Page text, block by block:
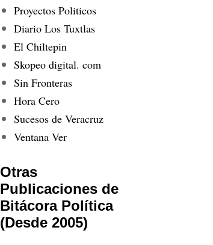
Proyectos Politicos
Diario Los Tuxtlas
El Chiltepin
Skopeo digital. com
Sin Fronteras
Hora Cero
Sucesos de Veracruz
Ventana Ver
Otras
Publicaciones de
Bitácora Política
(Desde 2005)